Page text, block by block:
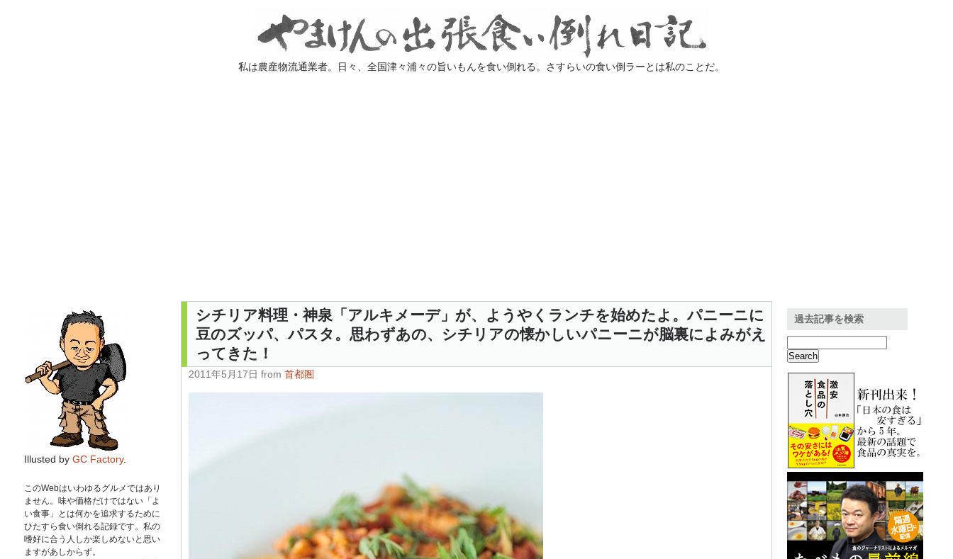
私は農産物流通業者。日々、全国津々浦々の旨いもんを食い倒れる。さすらいの食い倒ラーとは私のことだ。
シチリア料理・神泉「アルキメーデ」が、ようやくランチを始めたよ。パニーニに
豆のズッパ、パスタ。思わずあの、シチリアの懐かしいパニーニが脳裏によみがえ
ってきた！
2011年5月17日 from 首都圏
Illusted by GC Factory.
このWebはいわゆるグルメではあり
ません。味や価格だけではない「よ
い食事」とは何かを追求するために
ひたすら食い倒れる記録です。私の
嗜好に合う人しか楽しめないと思い
ますがあしからず。
過去記事を検索